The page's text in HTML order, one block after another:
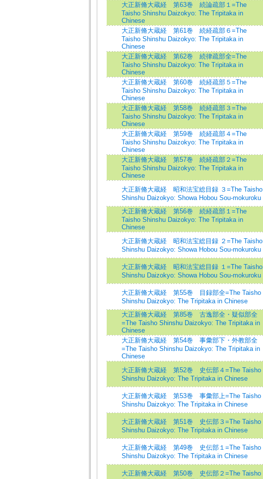
大正新脩大蔵経 第63巻 続論疏部１=The
Taisho Shinshu Daizokyo: The Tripitaka in
Chinese
大正新脩大蔵経 第61巻 続経疏部６=The
Taisho Shinshu Daizokyo: The Tripitaka in
Chinese
大正新脩大蔵経 第62巻 続律疏部全=The
Taisho Shinshu Daizokyo: The Tripitaka in
Chinese
大正新脩大蔵経 第60巻 続経疏部５=The
Taisho Shinshu Daizokyo: The Tripitaka in
Chinese
大正新脩大蔵経 第58巻 続経疏部３=The
Taisho Shinshu Daizokyo: The Tripitaka in
Chinese
大正新脩大蔵経 第59巻 続経疏部４=The
Taisho Shinshu Daizokyo: The Tripitaka in
Chinese
大正新脩大蔵経 第57巻 続経疏部２=The
Taisho Shinshu Daizokyo: The Tripitaka in
Chinese
大正新脩大蔵経 昭和法宝総目録 ３=The Taisho
Shinshu Daizokyo: Showa Hobou Sou-mokuroku
大正新脩大蔵経 第56巻 続経疏部１=The
Taisho Shinshu Daizokyo: The Tripitaka in
Chinese
大正新脩大蔵経 昭和法宝総目録 ２=The Taisho
Shinshu Daizokyo: Showa Hobou Sou-mokuroku
大正新脩大蔵経 昭和法宝総目録 １=The Taisho
Shinshu Daizokyo: Showa Hobou Sou-mokuroku
大正新脩大蔵経 第55巻 目録部全=The Taisho
Shinshu Daizokyo: The Tripitaka in Chinese
大正新脩大蔵経 第85巻 古逸部全・疑似部全
=The Taisho Shinshu Daizokyo: The Tripitaka in
Chinese
大正新脩大蔵経 第54巻 事彙部下・外教部全
=The Taisho Shinshu Daizokyo: The Tripitaka in
Chinese
大正新脩大蔵経 第52巻 史伝部４=The Taisho
Shinshu Daizokyo: The Tripitaka in Chinese
大正新脩大蔵経 第53巻 事彙部上=The Taisho
Shinshu Daizokyo: The Tripitaka in Chinese
大正新脩大蔵経 第51巻 史伝部３=The Taisho
Shinshu Daizokyo: The Tripitaka in Chinese
大正新脩大蔵経 第49巻 史伝部１=The Taisho
Shinshu Daizokyo: The Tripitaka in Chinese
大正新脩大蔵経 第50巻 史伝部２=The Taisho